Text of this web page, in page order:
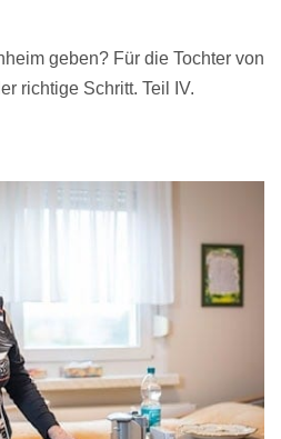
geben? Für die Tochter von
richtige Schritt. Teil IV.